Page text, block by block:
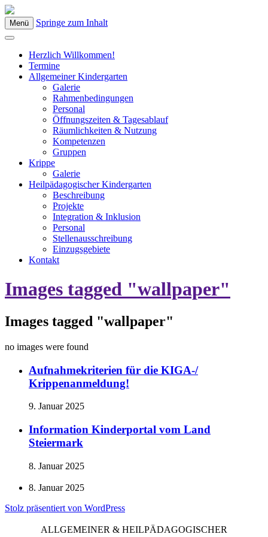
Kindergarten Bad Blumau
Menü Springe zum Inhalt
Herzlich Willkommen!
Termine
Allgemeiner Kindergarten
Galerie
Rahmenbedingungen
Personal
Öffnungszeiten & Tagesablauf
Räumlichkeiten & Nutzung
Kompetenzen
Gruppen
Krippe
Galerie
Heilpädagogischer Kindergarten
Beschreibung
Projekte
Integration & Inklusion
Personal
Stellenausschreibung
Einzugsgebiete
Kontakt
Images tagged "wallpaper"
Images tagged "wallpaper"
no images were found
Aufnahmekriterien für die KIGA-/
Krippenanmeldung!
9. Januar 2025
Information Kinderportal vom Land
Steiermark
8. Januar 2025
8. Januar 2025
Stolz präsentiert von WordPress
ALLGEMEINER & HEILPÄDAGOGISCHER